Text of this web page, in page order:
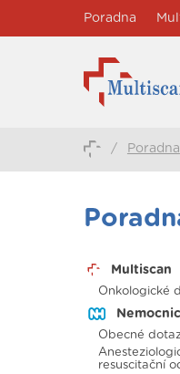
Poradna
/ Poradna
Multiscan
Onkologické
Obecné
resuscitační